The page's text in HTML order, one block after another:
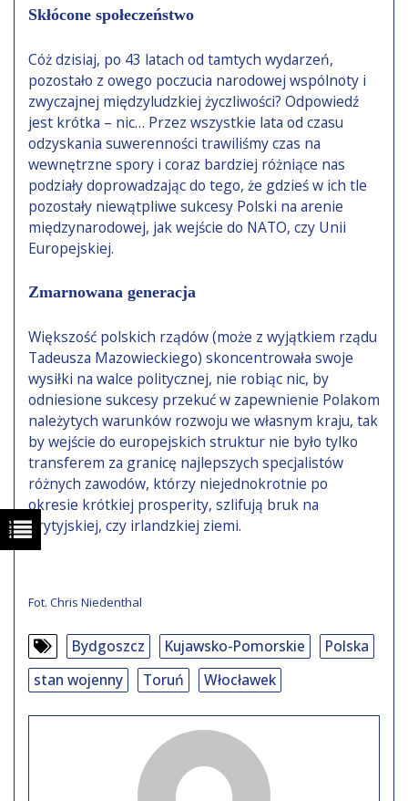
Skłócone społeczeństwo
Cóż dzisiaj, po 43 latach od tamtych wydarzeń,
pozostało z owego poczucia narodowej wspólnoty i
zwyczajnej międzyludzkiej życzliwości? Odpowiedź
jest krótka – nic… Przez wszystkie lata od czasu
odzyskania suwerenności trawiliśmy czas na
wewnętrzne spory i coraz bardziej różniące nas
podziały doprowadzając do tego, że gdzieś w ich tle
pozostały niewątpliwe sukcesy Polski na arenie
międzynarodowej, jak wejście do NATO, czy Unii
Europejskiej.
Zmarnowana generacja
Większość polskich rządów (może z wyjątkiem rządu
Tadeusza Mazowieckiego) skoncentrowała swoje
wysiłki na walce politycznej, nie robiąc nic, by
odniesione sukcesy przekuć w zapewnienie Polakom
należytych warunków rozwoju we własnym kraju, tak
by wejście do europejskich struktur nie było tylko
transferem za granicę najlepszych specjalistów
różnych zawodów, którzy niejednokrotnie po
okresie krótkiej prosperity, szlifują bruk na
brytyjskiej, czy irlandzkiej ziemi.
Fot. Chris Niedenthal
Bydgoszcz Kujawsko-Pomorskie
Polska
stan wojenny
Toruń Włocławek